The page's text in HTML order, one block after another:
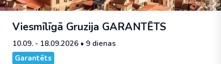
Viesmīlīgā Gruzija GARANTĒTS
10.09. - 18.09.2026 • 9 dienas
Garantēts